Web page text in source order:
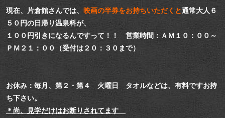
現在、片倉館さんでは、 映画の半券をお持ちいただくと通常大人６
５０円の日帰り温泉料が、
１００円引きになるんですって！！ 営業時間：ＡＭ１０：００～
ＰＭ２１：００（受付は２０：３０まで）
お休み：毎月、第２・第４ 火曜日 タオルなどは、有料ですお持
ち下さい。
＊尚、見学だけはお断りされてます